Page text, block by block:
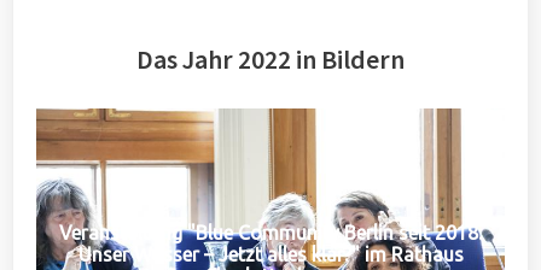
Das Jahr 2022 in Bildern
Veranstaltung "Blue Community Berlin seit 2018:
Unser Wasser – Jetzt alles klar?" im Rathaus